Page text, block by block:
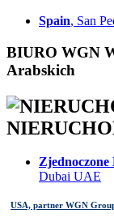
Spain, San
BIURO WGN
Arabskich
Dubai UAE
USA, partner WGN